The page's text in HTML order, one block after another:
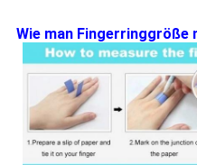
Wie man Fingerringgröße